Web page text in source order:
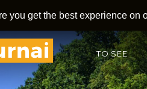
you get the best experience on
TO SEE